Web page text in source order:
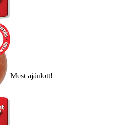
Most ajánlott!